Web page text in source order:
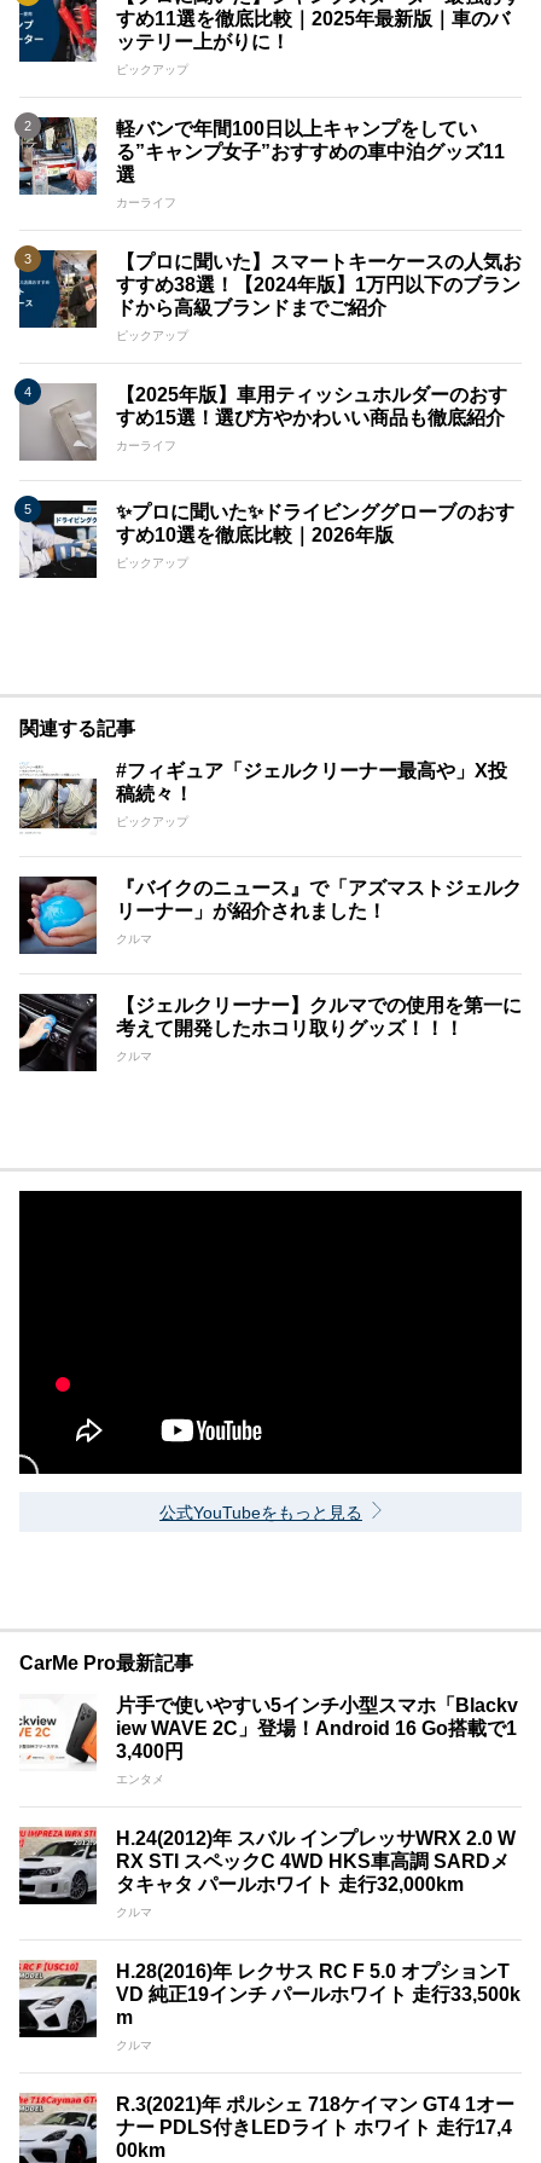
すめ11選を徹底比較｜2025年最新版｜車のバ
ッテリー上がりに！
ピックアップ
軽バンで年間100日以上キャンプをしてい
る”キャンプ女子”おすすめの車中泊グッズ11
選
カーライフ
【プロに聞いた】スマートキーケースの人気お
すすめ38選！【2024年版】1万円以下のブラン
ドから高級ブランドまでご紹介
ピックアップ
【2025年版】車用ティッシュホルダーのおす
すめ15選！選び方やかわいい商品も徹底紹介
カーライフ
✨プロに聞いた✨ドライビンググローブのおす
すめ10選を徹底比較｜2026年版
ピックアップ
関連する記事
#フィギュア「ジェルクリーナー最高や」X投
稿続々！
ピックアップ
『バイクのニュース』で「アズマストジェルク
リーナー」が紹介されました！
クルマ
【ジェルクリーナー】クルマでの使用を第一に
考えて開発したホコリ取りグッズ！！！
クルマ
公式YouTubeをもっと見る
CarMe Pro最新記事
片手で使いやすい5インチ小型スマホ「Blackv
iew WAVE 2C」登場！Android 16 Go搭載で1
3,400円
エンタメ
H.24(2012)年 スバル インプレッサWRX 2.0 W
RX STI スペックC 4WD HKS車高調 SARDメ
タキャタ パールホワイト 走行32,000km
クルマ
H.28(2016)年 レクサス RC F 5.0 オプションT
VD 純正19インチ パールホワイト 走行33,500k
m
クルマ
R.3(2021)年 ポルシェ 718ケイマン GT4 1オー
ナー PDLS付きLEDライト ホワイト 走行17,4
00km